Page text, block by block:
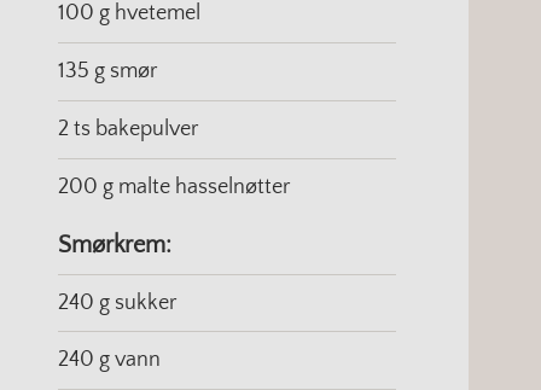
100 g hvetemel
135 g smør
2 ts bakepulver
200 g malte hasselnøtter
Smørkrem:
240 g sukker
240 g vann